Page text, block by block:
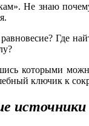
Не знаю
Где
которыми
ключик к
источники